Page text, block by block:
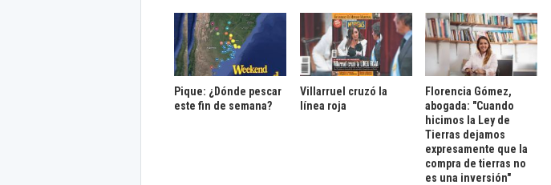
Pique: ¿Dónde pescar
este fin de semana?
Villarruel cruzó la
línea roja
Florencia Gómez,
abogada: "Cuando
hicimos la Ley de
Tierras dejamos
expresamente que la
compra de tierras no
es una inversión"